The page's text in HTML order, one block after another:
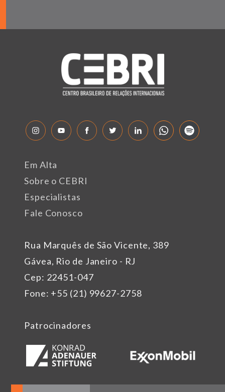
Rua Marquês de São Vicente, 389
Gávea, Rio de Janeiro - RJ
Cep: 22451-047
Fone: +55 (21) 99627-2758
Em Alta
Sobre o CEBRI
Especialistas
Fale Conosco
Patrocinadores